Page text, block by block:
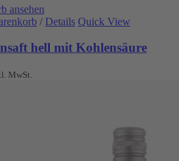
ansehen
/ Details Quick View
hell mit Kohlensäure
MwSt.